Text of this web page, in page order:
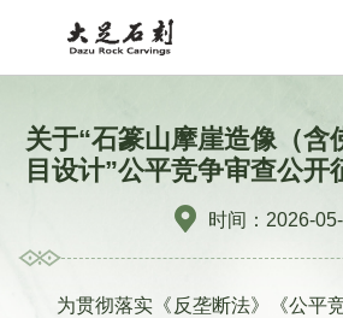
关于“石篆山摩崖造像（含
目设计”公平竞争审查公开
时间：2026-
为贯彻落实《反垄断法》《公平